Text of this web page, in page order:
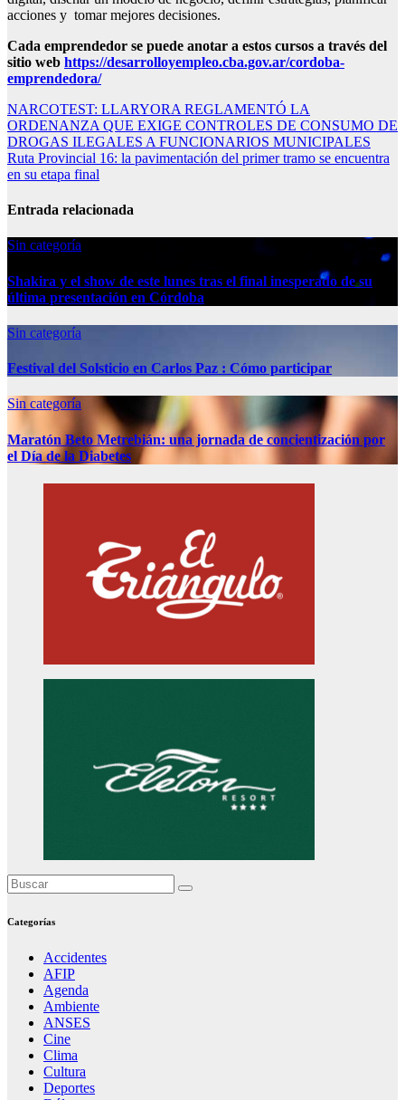
acciones y tomar mejores decisiones.
Cada emprendedor se puede anotar a estos cursos a través del
sitio web https://desarrolloyempleo.cba.gov.ar/cordoba-
emprendedora/
Navegación
de
entradas
NARCOTEST: LLARYORA REGLAMENTÓ LA
ORDENANZA QUE EXIGE CONTROLES DE CONSUMO DE
DROGAS ILEGALES A FUNCIONARIOS MUNICIPALES
Ruta Provincial 16: la pavimentación del primer tramo se encuentra
en su etapa final
Entrada relacionada
Sin categoría
Shakira y el show de este lunes tras el final inesperado de su
última presentación en Córdoba
Sin categoría
Festival del Solsticio en Carlos Paz : Cómo participar
Sin categoría
Maratón Beto Metrebián: una jornada de concientización por
el Día de la Diabetes
Categorías
Accidentes
AFIP
Agenda
Ambiente
ANSES
Cine
Clima
Cultura
Deportes